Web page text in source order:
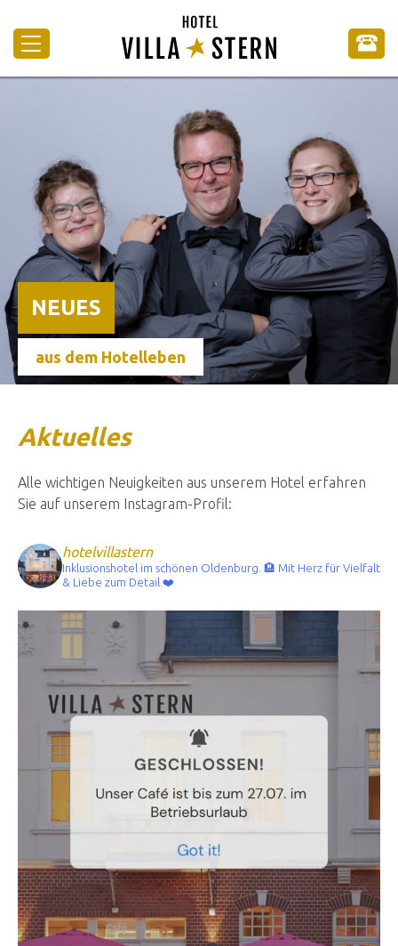
NEUES
aus dem Hotelleben
Aktuelles
Alle wichtigen Neuigkeiten aus unserem Hotel erfahren
Sie auf unserem Instagram-Profil:
hotelvillastern
Inklusionshotel im schönen Oldenburg. 🏨 Mit Herz für Vielfalt
& Liebe zum Detail.❤️